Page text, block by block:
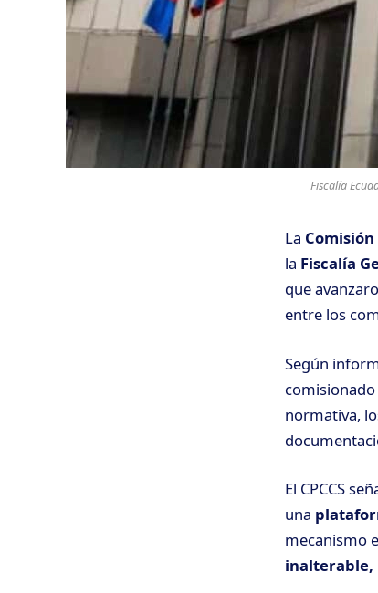
Fiscalía
La
la Fiscalía
que
entre los
Según
normativa,
El CPCCS
una
mecanismo